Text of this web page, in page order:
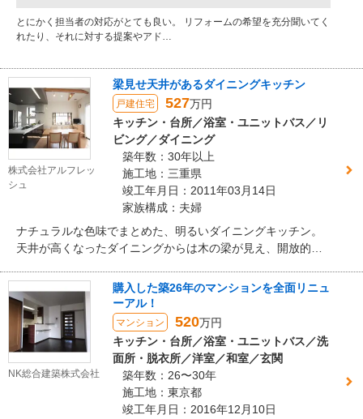
とにかく担当者の対応がとても良い。 リフォームの希望を充分聞いてく
れたり、それに対する提案やアド…
株式会社アルフレッ
シュ
梁見せ天井があるダイニングキッチン
戸建住宅 527万円
キッチン・台所／浴室・ユニットバス／リ
ビング／ダイニング
築年数：30年以上
施工地：三重県
竣工年月日：2011年03月14日
家族構成：夫婦
ナチュラルな色味でまとめた、明るいダイニングキッチン。
天井が高くなったダイニングからは木の梁が見え、開放的な
醸し、お食事をゆったりと楽しめます。
NK総合建築株式会社
購入した築26年のマンションを全面リニュ
ーアル！
マンション 520万円
キッチン・台所／浴室・ユニットバス／洗
面所・脱衣所／洋室／和室／玄関
築年数：26〜30年
施工地：東京都
竣工年月日：2016年12月10日